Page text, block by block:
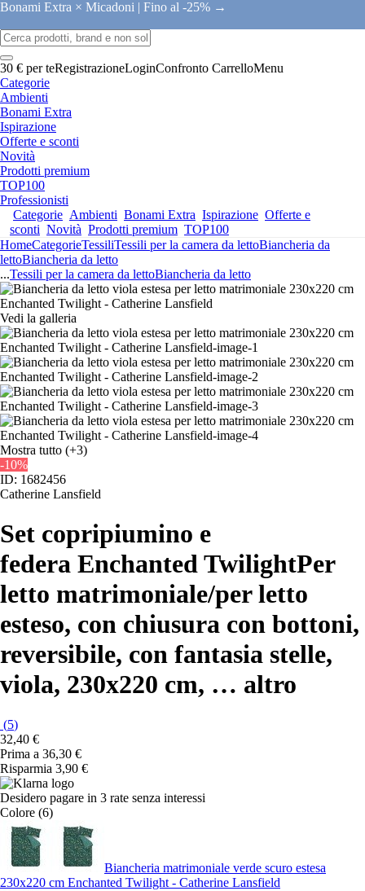
Bonami Extra × Micadoni | Fino al -25% →
30 € per teRegistrazioneLoginConfronto CarrelloMenu
Categorie
Ambienti
Bonami Extra
Ispirazione
Offerte e sconti
Novità
Prodotti premium
TOP100
Professionisti
Categorie Ambienti Bonami Extra Ispirazione Offerte e
sconti Novità Prodotti premium TOP100
HomeCategorieTessiliTessili per la camera da lettoBiancheria da
lettoBiancheria da letto
...Tessili per la camera da lettoBiancheria da letto
Vedi la galleria
Mostra tutto (+3)
-10%
ID: 1682456
Catherine Lansfield
Set copripiumino e
federa Enchanted TwilightPer
letto matrimoniale/per letto
esteso, con chiusura con bottoni,
reversibile, con fantasia stelle,
viola, 230x220 cm, … altro
(5)
32,40 €
Prima a 36,30 €
Risparmia 3,90 €
Desidero pagare in 3 rate senza interessi
Colore (6)
Biancheria matrimoniale verde scuro estesa
230x220 cm Enchanted Twilight - Catherine Lansfield